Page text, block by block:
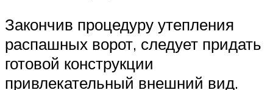
Закончив процедуру утепления
распашных ворот, следует придать
готовой конструкции
привлекательный внешний вид.